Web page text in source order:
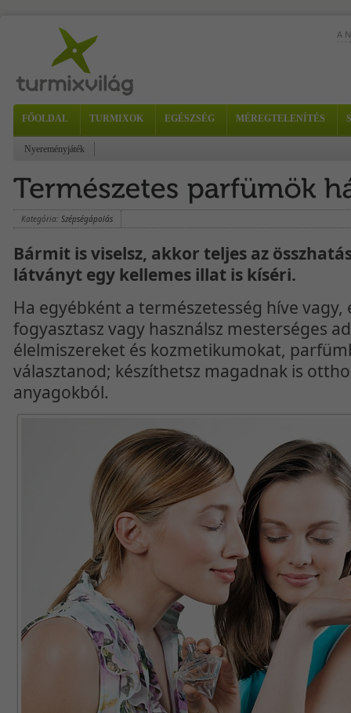
A
FŐOLDAL TURMIXOK EGÉSZSÉG MÉREGTELENÍTÉS
Nyereményjáték
Kategória: Szépségápolás
Bármit is viselsz, akkor teljes az
látványt egy kellemes illat is kíséri.
Ha egyébként a természetesség híve vagy,
fogyasztasz vagy használsz mesterséges
élelmiszereket és kozmetikumokat,
választanod; készíthetsz magadnak is
anyagokból.